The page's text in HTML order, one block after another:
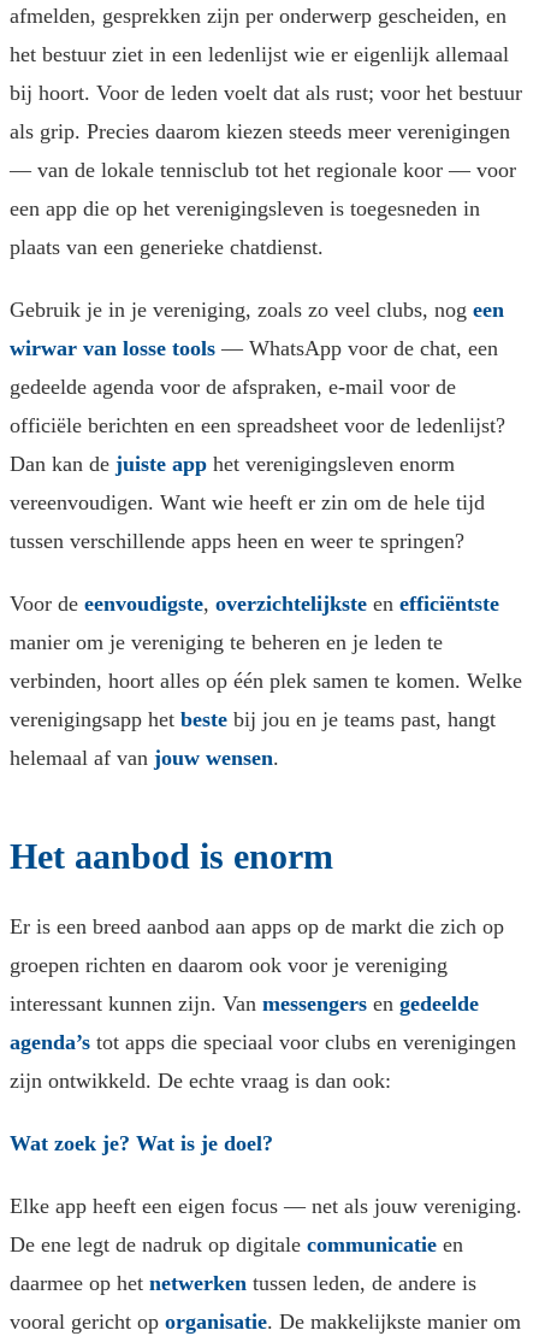
afmelden, gesprekken zijn per onderwerp gescheiden, en
het bestuur ziet in een ledenlijst wie er eigenlijk allemaal
bij hoort. Voor de leden voelt dat als rust; voor het bestuur
als grip. Precies daarom kiezen steeds meer verenigingen
— van de lokale tennisclub tot het regionale koor — voor
een app die op het verenigingsleven is toegesneden in
plaats van een generieke chatdienst.
Gebruik je in je vereniging, zoals zo veel clubs, nog een
wirwar van losse tools — WhatsApp voor de chat, een
gedeelde agenda voor de afspraken, e-mail voor de
officiële berichten en een spreadsheet voor de ledenlijst?
Dan kan de juiste app het verenigingsleven enorm
vereenvoudigen. Want wie heeft er zin om de hele tijd
tussen verschillende apps heen en weer te springen?
Voor de eenvoudigste, overzichtelijkste en efficiëntste
manier om je vereniging te beheren en je leden te
verbinden, hoort alles op één plek samen te komen. Welke
verenigingsapp het beste bij jou en je teams past, hangt
helemaal af van jouw wensen.
Het aanbod is enorm
Er is een breed aanbod aan apps op de markt die zich op
groepen richten en daarom ook voor je vereniging
interessant kunnen zijn. Van messengers en gedeelde
agenda’s tot apps die speciaal voor clubs en verenigingen
zijn ontwikkeld. De echte vraag is dan ook:
Wat zoek je? Wat is je doel?
Elke app heeft een eigen focus — net als jouw vereniging.
De ene legt de nadruk op digitale communicatie en
daarmee op het netwerken tussen leden, de andere is
vooral gericht op organisatie. De makkelijkste manier om